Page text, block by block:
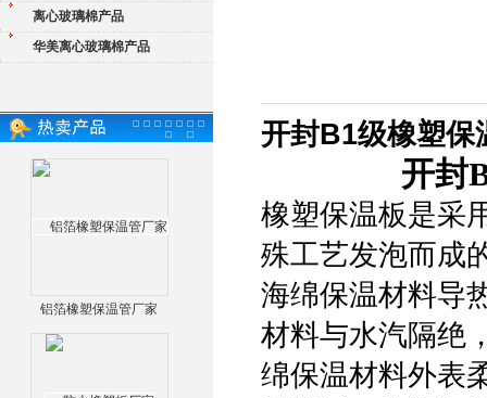
离心玻璃棉产品
华美离心玻璃棉产品
铝箔橡塑保温管厂家
开封B1级橡塑保
开封
橡塑保温板是采
殊工艺发泡而成
海绵保温材料导
材料与水汽隔绝
绵保温材料外表